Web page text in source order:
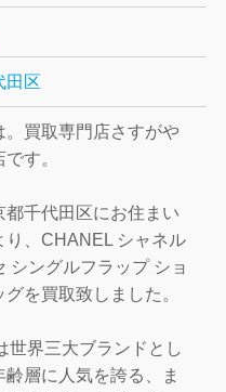
田区
。買取専門店さすがや
す。
都千代田区にお住まい
り、CHANEL シャネル
シングルフラップ ショ
グを買取致しました。
世界三大ブランドとし
齢層に人気を誇る、ま